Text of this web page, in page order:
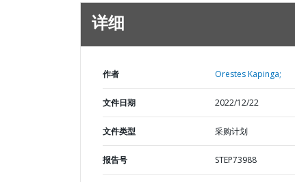
详细
作者 Orestes Kapinga;
文件日期 2022/12/22
文件类型 采购计划
报告号 STEP73988